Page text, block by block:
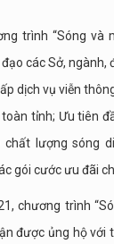
trình “Sóng và
các Sở, ngành,
dịch vụ viễn
tỉnh; Ưu tiên
chất lượng sóng
gói cước ưu đãi
chương trình
được ủng hộ với